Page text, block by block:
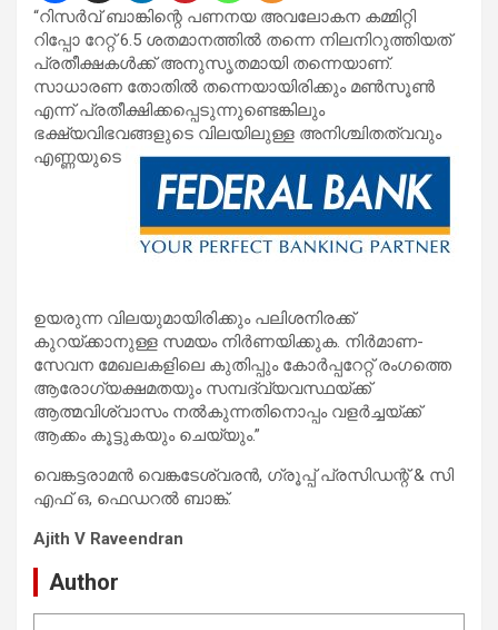
“റിസര്‍വ് ബാങ്കിന്റെ പണനയ അവലോകന കമ്മിറ്റി
റിപ്പോ റേറ്റ് 6.5 ശതമാനത്തില്‍ തന്നെ നിലനിറുത്തിയത്
പ്രതീക്ഷകള്‍ക്ക് അനുസൃതമായി തന്നെയാണ്.
സാധാരണ തോതില്‍ തന്നെയായിരിക്കും മണ്‍സൂണ്‍
എന്ന് പ്രതീക്ഷിക്കപ്പെടുന്നുണ്ടെങ്കിലും
ഭക്ഷ്യവിഭവങ്ങളുടെ വിലയിലുള്ള അനിശ്ചിതത്വവും
എണ്ണയുടെ
ഉയരുന്ന വിലയുമായിരിക്കും പലിശനിരക്ക്
കുറയ്ക്കാനുള്ള സമയം നിര്‍ണയിക്കുക. നിര്‍മാണ-
സേവന മേഖലകളിലെ കുതിപ്പും കോര്‍പ്പറേറ്റ് രംഗത്തെ
ആരോഗ്യക്ഷമതയും സമ്പദ്‌വ്യവസ്ഥയ്ക്ക്
ആത്മവിശ്വാസം നല്‍കുന്നതിനൊപ്പം വളര്‍ച്ചയ്ക്ക്
ആക്കം കൂട്ടുകയും ചെയ്യും.”
വെങ്കട്ടരാമന്‍ വെങ്കടേശ്വരന്‍, ഗ്രൂപ്പ് പ്രസിഡന്റ് & സി
എഫ് ഒ, ഫെഡറല്‍ ബാങ്ക്.
Ajith V Raveendran
Author